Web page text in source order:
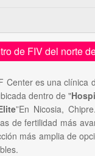
de FIV del norte
Center es una clínica
dentro de "
”En Nicosia,
de fertilidad más
más amplia de